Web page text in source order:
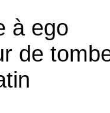
à ego
de